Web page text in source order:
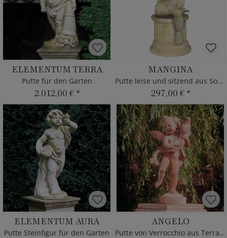
ELEMENTUM TERRA
Putte für den Garten
2.012,00 € *
MANGINA
Putte leise und sitzend aus Sockel
297,00 € *
ELEMENTUM AURA
Putte Steinfigur für den Garten
ANGELO
Putte von Verrocchio aus Terrakotta